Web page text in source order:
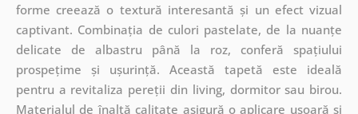
forme creează o textură interesantă și un efect vizual
captivant. Combinația de culori pastelate, de la nuanțe
delicate de albastru până la roz, conferă spațiului
prospețime și ușurință. Această tapetă este ideală
pentru a revitaliza pereții din living, dormitor sau birou.
Materialul de înaltă calitate asigură o aplicare ușoară și